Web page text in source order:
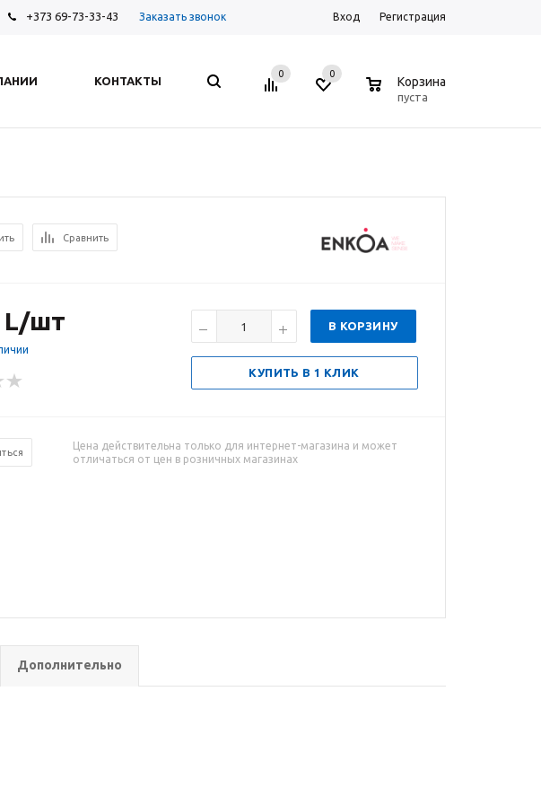
+373 69-73-33-43 Заказать звонок Вход Регистрация
КОНТАКТЫ
0 0
Корзина
пуста
Сравнить
L/шт В КОРЗИНУ
КУПИТЬ В 1 КЛИК
Цена действительна только для интернет-магазина и может
отличаться от цен в розничных магазинах
Дополнительно